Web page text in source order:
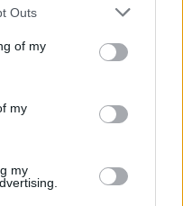
one or more Google
You may click to
its third-party tags to
in below Google
Outs
of my
my
my
a
emelkedtek a
a lakásárak az